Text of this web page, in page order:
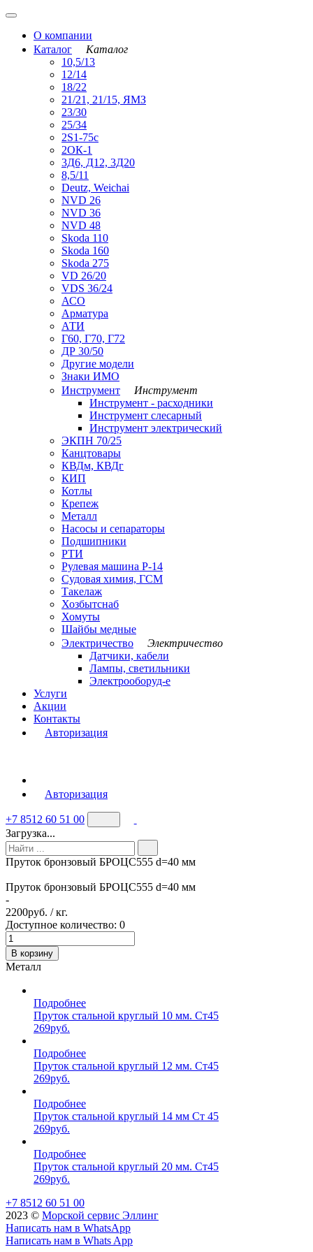
О компании
Каталог
Каталог
10,5/13
12/14
18/22
21/21, 21/15, ЯМЗ
23/30
25/34
2S1-75с
2ОК-1
3Д6, Д12, 3Д20
8,5/11
Deutz, Weichai
NVD 26
NVD 36
NVD 48
Skoda 110
Skoda 160
Skoda 275
VD 26/20
VDS 36/24
АСО
Арматура
АТИ
Г60, Г70, Г72
ДР 30/50
Другие модели
Знаки ИМО
Инструмент
Инструмент
Инструмент - расходники
Инструмент слесарный
Инструмент электрический
ЭКПН 70/25
Канцтовары
КВДм, КВДг
КИП
Котлы
Крепеж
Металл
Насосы и сепараторы
Подшипники
РТИ
Рулевая машина Р-14
Судовая химия, ГСМ
Такелаж
Хозбытснаб
Хомуты
Шайбы медные
Электричество
Электричество
Датчики, кабели
Лампы, светильники
Электрооборуд-е
Услуги
Акции
Контакты
Авторизация
Авторизация
+7 8512 60 51 00
Загрузка...
Пруток бронзовый БРОЦС555 d=40 мм
Пруток бронзовый БРОЦС555 d=40 мм
-
2200руб. / кг.
Доступное количество: 0
В корзину
Металл
Подробнее
Пруток стальной круглый 10 мм. Ст45
269руб.
Подробнее
Пруток стальной круглый 12 мм. Ст45
269руб.
Подробнее
Пруток стальной круглый 14 мм Ст 45
269руб.
Подробнее
Пруток стальной круглый 20 мм. Ст45
269руб.
+7 8512 60 51 00
2023 ©️ Морской сервис Эллинг
Написать нам в WhatsApp
Написать нам в Whats App